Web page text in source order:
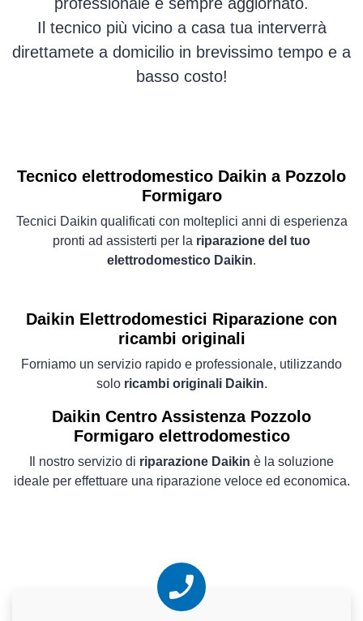
Il tecnico più vicino a casa tua interverrà
direttamete a domicilio in brevissimo tempo e a
basso costo!
Tecnico elettrodomestico Daikin a Pozzolo
Formigaro
Tecnici Daikin qualificati con molteplici anni di esperienza
pronti ad assisterti per la riparazione del tuo
elettrodomestico Daikin.
Daikin Elettrodomestici Riparazione con
ricambi originali
Forniamo un servizio rapido e professionale, utilizzando
solo ricambi originali Daikin.
Daikin Centro Assistenza Pozzolo
Formigaro elettrodomestico
Il nostro servizio di riparazione Daikin è la soluzione
ideale per effettuare una riparazione veloce ed economica.